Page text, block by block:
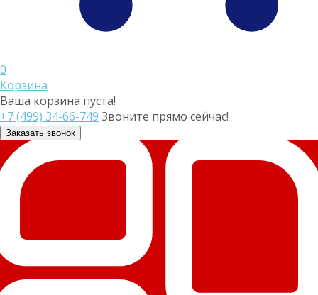
0
Корзина
Ваша корзина пуста!
+7 (499) 34-66-749 Звоните прямо сейчас!
Заказать звонок